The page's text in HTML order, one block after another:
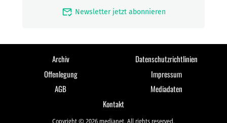
mark_email_read Newsletter jetzt abonnieren
Archiv
Datenschutzrichtlinien
Offenlegung
Impressum
AGB
Mediadaten
Kontakt
Copyright © 2026 medianet. All rights reserved.